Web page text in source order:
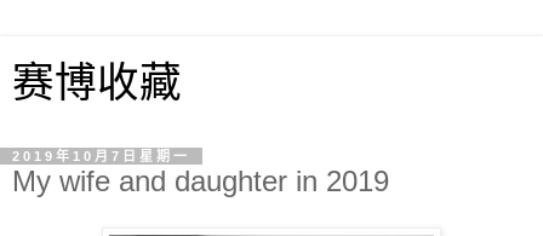
赛博收藏
2019年10月7日星期一
My wife and daughter in 2019